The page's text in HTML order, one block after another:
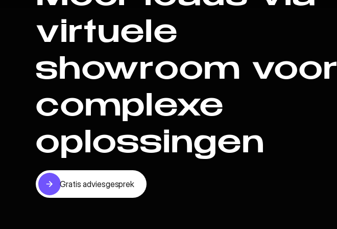
virtuele
showroom voor
complexe
oplossingen
Gratis adviesgesprek